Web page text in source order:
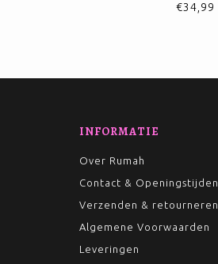
€34,99
INFORMATIE
Over Rumah
Contact & Openingstijden
Verzenden & retourneren
Algemene Voorwaarden
Leveringen